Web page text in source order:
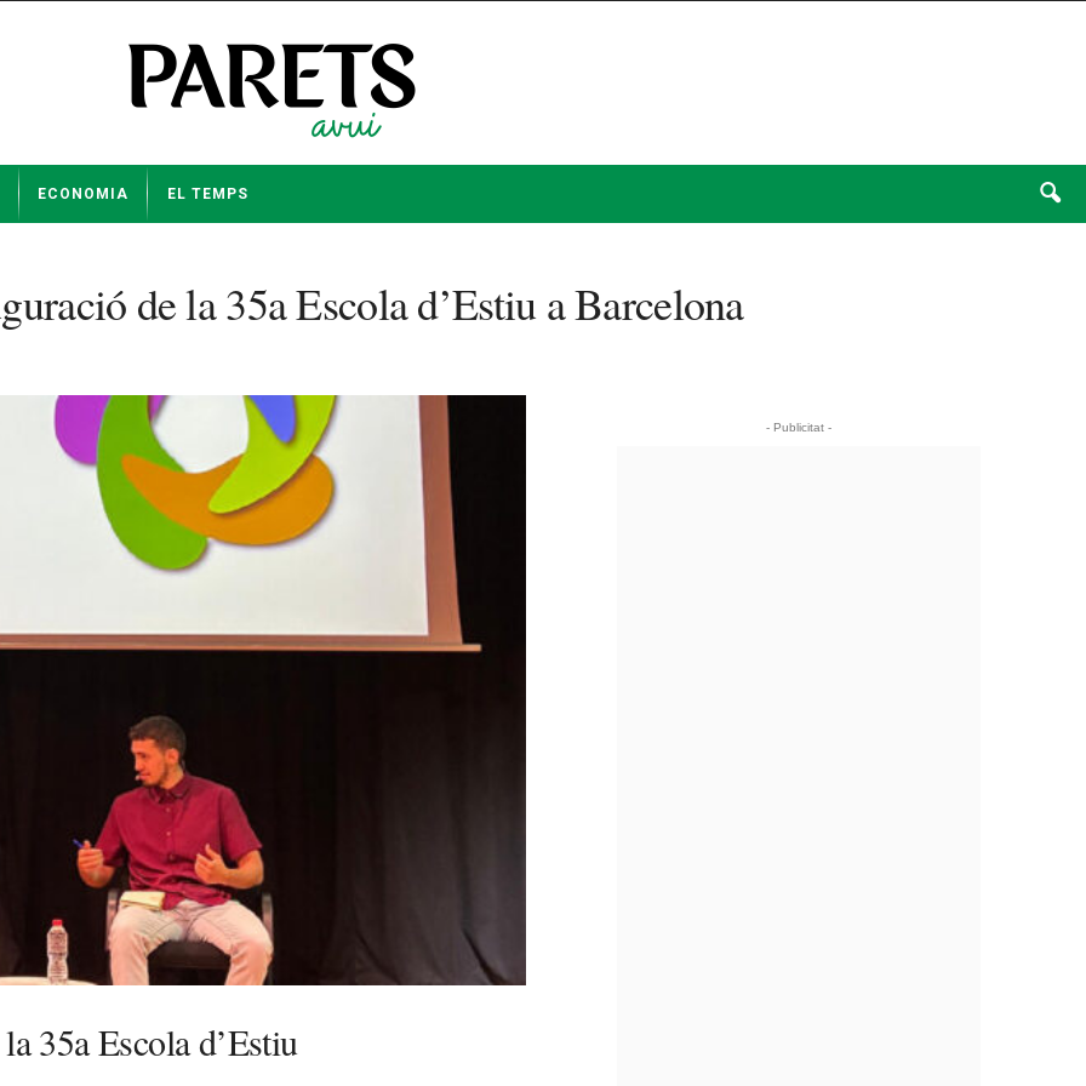
ECONOMIA EL TEMPS
de la 35a Escola d’Estiu a Barcelona
35a Escola d’Estiu
- Publicitat -